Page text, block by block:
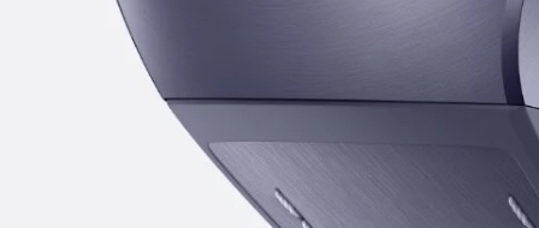
Titaanist